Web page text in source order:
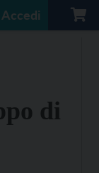
Accedi
di